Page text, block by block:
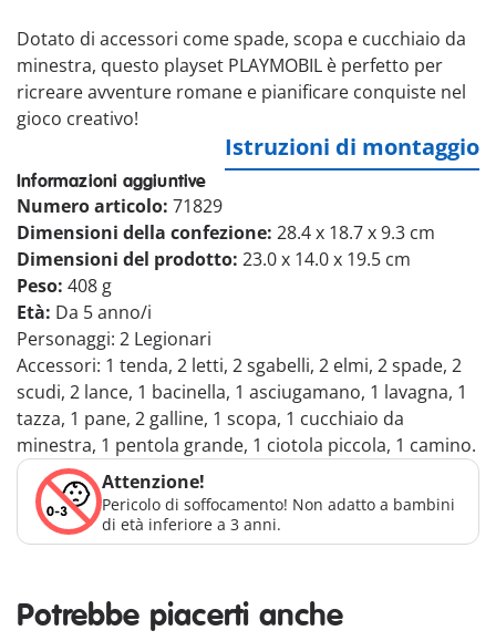
Dotato di accessori come spade, scopa e cucchiaio da
minestra, questo playset PLAYMOBIL è perfetto per
ricreare avventure romane e pianificare conquiste nel
gioco creativo!
Istruzioni di montaggio
Informazioni aggiuntive
Numero articolo: 71829
Dimensioni della confezione: 28.4 x 18.7 x 9.3 cm
Dimensioni del prodotto: 23.0 x 14.0 x 19.5 cm
Peso: 408 g
Età: Da 5 anno/i
Personaggi: 2 Legionari
Accessori: 1 tenda, 2 letti, 2 sgabelli, 2 elmi, 2 spade, 2
scudi, 2 lance, 1 bacinella, 1 asciugamano, 1 lavagna, 1
tazza, 1 pane, 2 galline, 1 scopa, 1 cucchiaio da
minestra, 1 pentola grande, 1 ciotola piccola, 1 camino.
Attenzione!
Pericolo di soffocamento! Non adatto a bambini
di età inferiore a 3 anni.
Potrebbe piacerti anche